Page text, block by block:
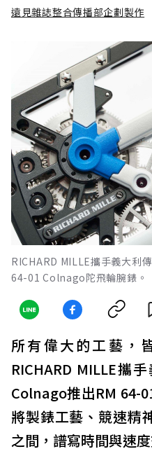
遠見雜誌整合傳播部企劃製作
RICHARD MILLE攜手義大利
64-01 Colnago陀飛輪腕錶。
所有偉大的工藝，
RICHARD MILLE攜
Colnago推出RM 64-
將製錶工藝、競速精
之間，譜寫時間與速